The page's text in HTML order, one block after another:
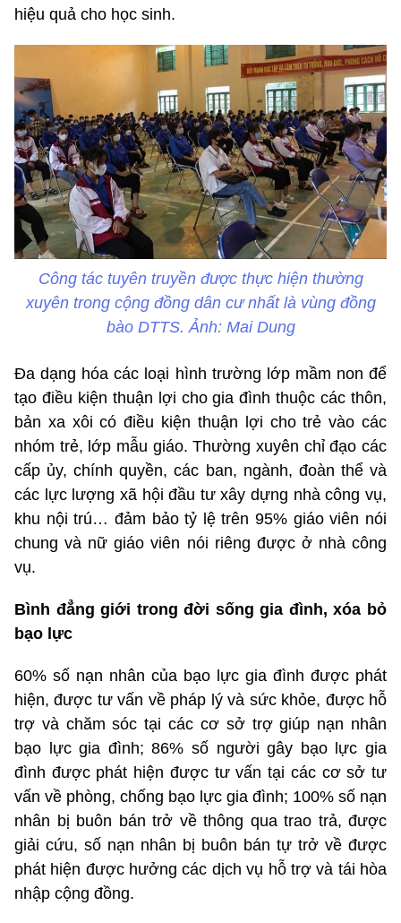
hiệu quả cho học sinh.
Công tác tuyên truyền được thực hiện thường
xuyên trong cộng đồng dân cư nhất là vùng đồng
bào DTTS. Ảnh: Mai Dung
Đa dạng hóa các loại hình trường lớp mầm non để
tạo điều kiện thuận lợi cho gia đình thuộc các thôn,
bản xa xôi có điều kiện thuận lợi cho trẻ vào các
nhóm trẻ, lớp mẫu giáo. Thường xuyên chỉ đạo các
cấp ủy, chính quyền, các ban, ngành, đoàn thể và
các lực lượng xã hội đầu tư xây dựng nhà công vụ,
khu nội trú… đảm bảo tỷ lệ trên 95% giáo viên nói
chung và nữ giáo viên nói riêng được ở nhà công
vụ.
Bình đẳng giới trong đời sống gia đình, xóa bỏ
bạo lực
60% số nạn nhân của bạo lực gia đình được phát
hiện, được tư vấn về pháp lý và sức khỏe, được hỗ
trợ và chăm sóc tại các cơ sở trợ giúp nạn nhân
bạo lực gia đình; 86% số người gây bạo lực gia
đình được phát hiện được tư vấn tại các cơ sở tư
vấn về phòng, chống bạo lực gia đình; 100% số nạn
nhân bị buôn bán trở về thông qua trao trả, được
giải cứu, số nạn nhân bị buôn bán tự trở về được
phát hiện được hưởng các dịch vụ hỗ trợ và tái hòa
nhập cộng đồng.